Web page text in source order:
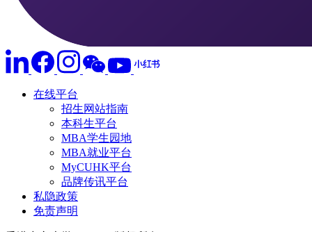
在线平台
招生网站指南
本科生平台
MBA学生园地
MBA就业平台
MyCUHK平台
品牌传讯平台
私隐政策
免责声明